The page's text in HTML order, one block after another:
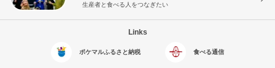
生産者と食べる人をつなぎたい
Links
ポケマルふるさと納税 食べる通信